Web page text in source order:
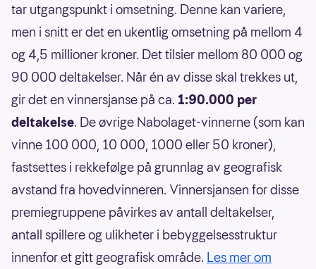
tar utgangspunkt i omsetning. Denne kan variere,
men i snitt er det en ukentlig omsetning på mellom 4
og 4,5 millioner kroner. Det tilsier mellom 80 000 og
90 000 deltakelser. Når én av disse skal trekkes ut,
gir det en vinnersjanse på ca. 1:90.000 per
deltakelse. De øvrige Nabolaget-vinnerne (som kan
vinne 100 000, 10 000, 1000 eller 50 kroner),
fastsettes i rekkefølge på grunnlag av geografisk
avstand fra hovedvinneren. Vinnersjansen for disse
premiegruppene påvirkes av antall deltakelser,
antall spillere og ulikheter i bebyggelsesstruktur
innenfor et gitt geografisk område. Les mer om